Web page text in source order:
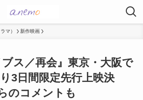
マ） 新作映画
ブス／再会』東京・大阪で
3日間限定先行上映決
のコメントも